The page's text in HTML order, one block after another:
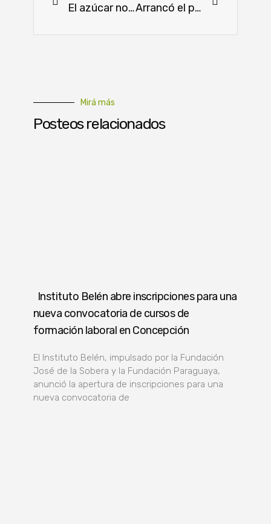
El azúcar no es solo alimento: es desarrollo, comercio y futuro Arrancó el programa de apoyo a la agricultura familiar campesina
Mirá más
Posteos relacionados
Instituto Belén abre inscripciones para una
nueva convocatoria de cursos de
formación laboral en Concepción
El Instituto Belén, impulsado por la Fundación
José de la Sobera y la Fundación Paraguaya,
anunció la apertura de inscripciones para una
nueva convocatoria de